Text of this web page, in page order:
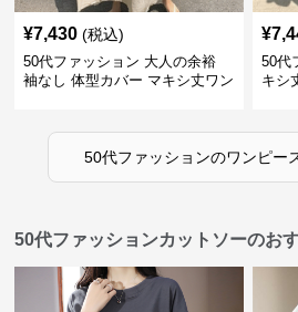
¥7,430 (税込)
50代ファッション 大人の余裕
袖なし 体型カバー マキシ丈ワン
¥
50代
キシ
50代ファッションのワンピー
50代ファッションカットソーのお